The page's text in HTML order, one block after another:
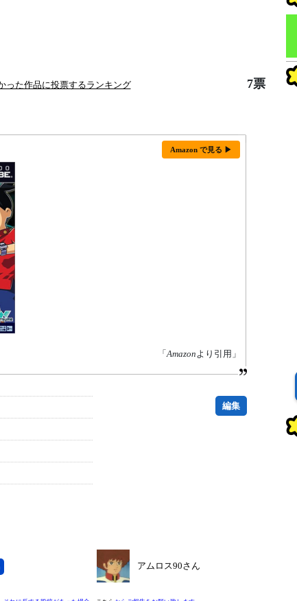
った作品に投票するランキング 7票
Amazon で見る ▶
「Amazonより引用」
編集
アムロス90さん